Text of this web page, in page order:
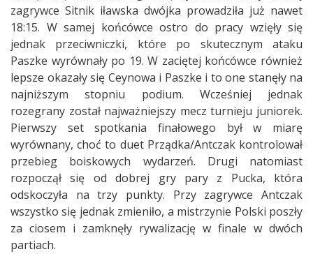
zagrywce Sitnik iławska dwójka prowadziła już nawet
18:15. W samej końcówce ostro do pracy wzięły się
jednak przeciwniczki, które po skutecznym ataku
Paszke wyrównały po 19. W zaciętej końcówce również
lepsze okazały się Ceynowa i Paszke i to one stanęły na
najniższym stopniu podium. Wcześniej jednak
rozegrany został najważniejszy mecz turnieju juniorek.
Pierwszy set spotkania finałowego był w miarę
wyrównany, choć to duet Prządka/Antczak kontrolował
przebieg boiskowych wydarzeń. Drugi natomiast
rozpoczął się od dobrej gry pary z Pucka, która
odskoczyła na trzy punkty. Przy zagrywce Antczak
wszystko się jednak zmieniło, a mistrzynie Polski poszły
za ciosem i zamknęły rywalizację w finale w dwóch
partiach.